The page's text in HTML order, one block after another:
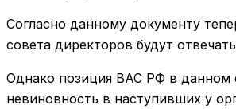
Согласно данному документу
совета директоров будут
Однако позиция ВАС РФ в данном
невиновность в наступивших у